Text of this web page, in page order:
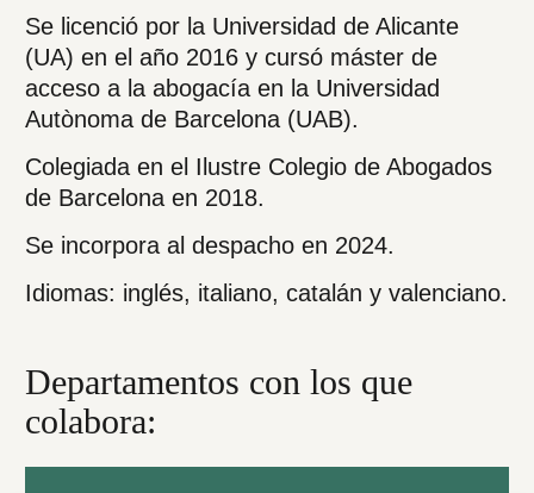
Se licenció por la Universidad de Alicante
(UA) en el año 2016 y cursó máster de
acceso a la abogacía en la Universidad
Autònoma de Barcelona (UAB).
Colegiada en el Ilustre Colegio de Abogados
de Barcelona en 2018.
Se incorpora al despacho en 2024.
Idiomas: inglés, italiano, catalán y valenciano.
Departamentos con los que
colabora: